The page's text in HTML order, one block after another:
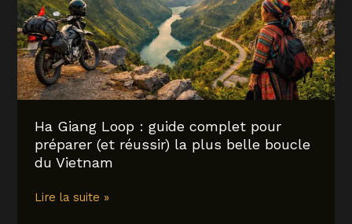
guide
pour
un
équilibre
parfait
Ha Giang Loop : guide complet pour
préparer (et réussir) la plus belle boucle
du Vietnam
Ha
Lire la suite »